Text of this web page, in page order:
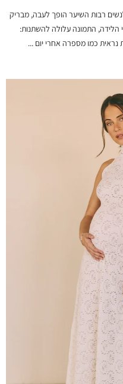
רבות השיער הופך לעבה, מבריק
התמונה עלולה להשתנות:
כמו מספרה אחרי יום ...